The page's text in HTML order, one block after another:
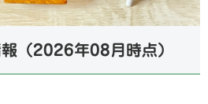
（2026年08月時点）